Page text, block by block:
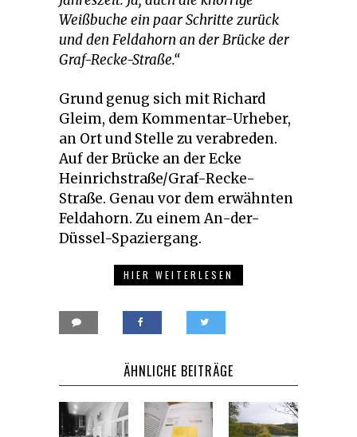
Weißbuche ein paar Schritte zurück
und den Feldahorn an der Brücke der
Graf-Recke-Straße.“
Grund genug sich mit Richard
Gleim, dem Kommentar-Urheber,
an Ort und Stelle zu verabreden.
Auf der Brücke an der Ecke
Heinrichstraße/Graf-Recke-
Straße. Genau vor dem erwähnten
Feldahorn. Zu einem An-der-
Düssel-Spaziergang.
HIER WEITERLESEN
ÄHNLICHE BEITRÄGE